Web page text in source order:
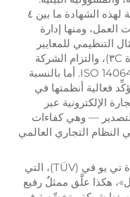
وتستغرق عملية التدقيق الصارمة المُطبَّقة لهذه الشهادة ما بين ٤
العمل، ومنها إدارة
التنظيمي للمعايير
الصينية (مثل معايير GB ومتطلبات شهادة ٣C)، والتزام الشركة
بالمعايير الدولية مثل ISO/IEC 17025 وISO 14064. أما بالنسبة
فعالية أنظمتها في
الإلكترونية عبر
— وهي كفاءات
التجاري العالمي
«نحن متحمسون جدًّا للحصول على شهادة تي يو في (TÜV)، التي
هكذا علَّق ممثلٌ رفيع